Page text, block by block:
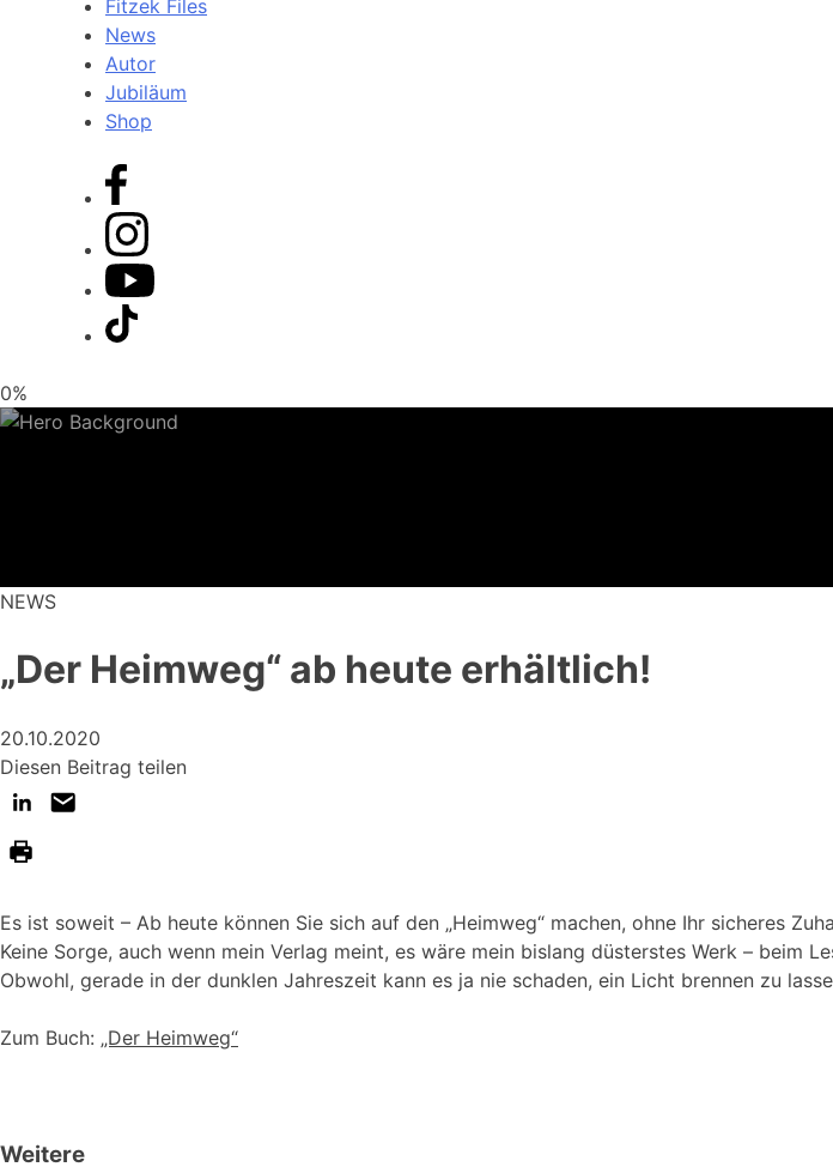
Fitzek Files
News
Autor
Jubiläum
Shop
0%
NEWS
„Der Heimweg“ ab heute erhältlich!
20.10.2020
Diesen Beitrag teilen
Es ist soweit – Ab heute können Sie sich auf den „Heimweg“ machen, ohne Ihr sicheres
Keine Sorge, auch wenn mein Verlag meint, es wäre mein bislang düsterstes Werk – beim
Obwohl, gerade in der dunklen Jahreszeit kann es ja nie schaden, ein Licht brennen zu
Zum Buch: „Der Heimweg“
Weitere